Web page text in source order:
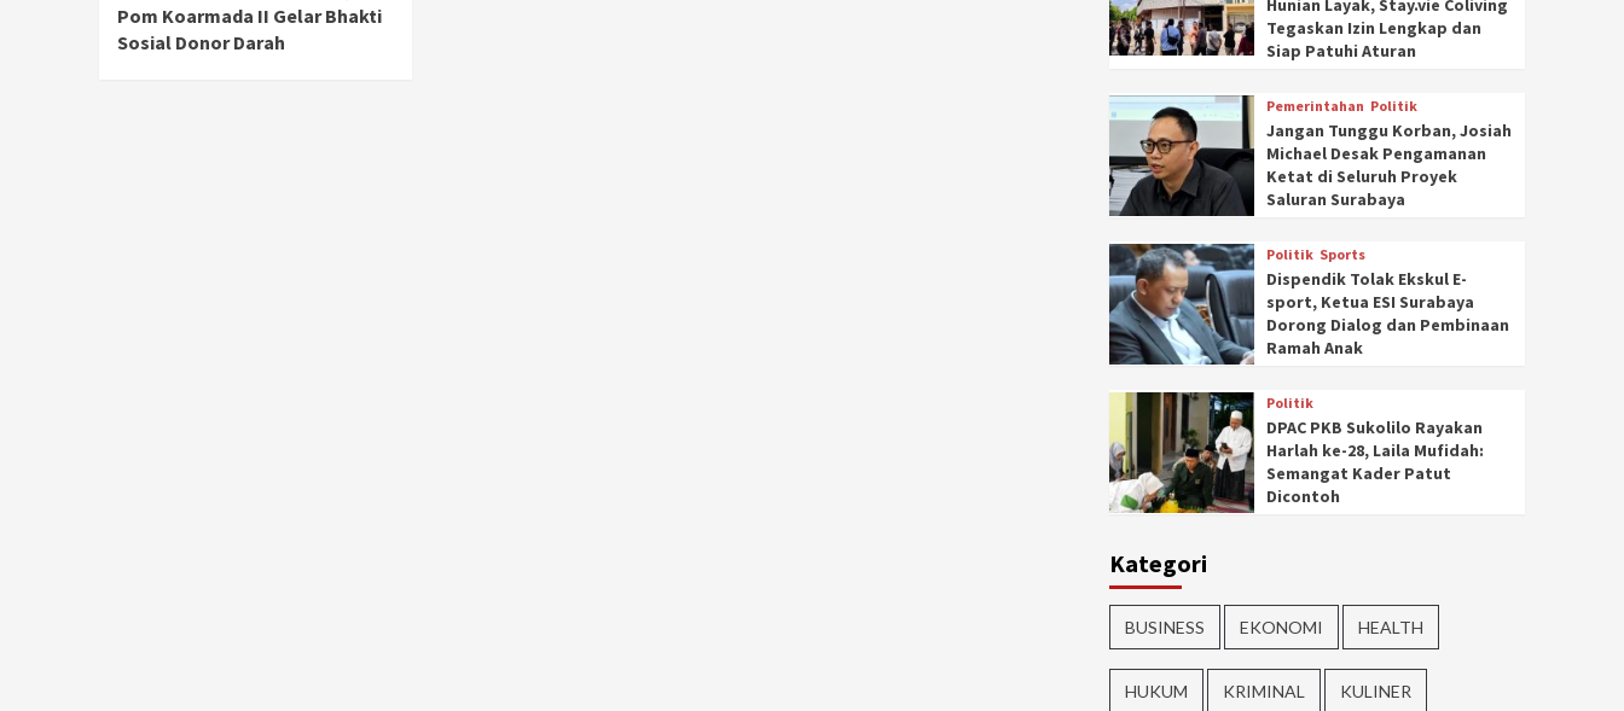
Pom Koarmada II Gelar Bhakti
Sosial Donor Darah
Hunian Layak, Stay.vie Coliving
Tegaskan Izin Lengkap dan
Siap Patuhi Aturan
Pemerintahan Politik
Jangan Tunggu Korban, Josiah
Michael Desak Pengamanan
Ketat di Seluruh Proyek
Saluran Surabaya
Politik Sports
Dispendik Tolak Ekskul E-
sport, Ketua ESI Surabaya
Dorong Dialog dan Pembinaan
Ramah Anak
Politik
DPAC PKB Sukolilo Rayakan
Harlah ke-28, Laila Mufidah:
Semangat Kader Patut
Dicontoh
Kategori
BUSINESS EKONOMI HEALTH
HUKUM KRIMINAL KULINER